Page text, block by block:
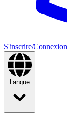
S'inscrire/Connexion
Langue